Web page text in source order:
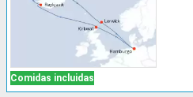
Comidas incluidas